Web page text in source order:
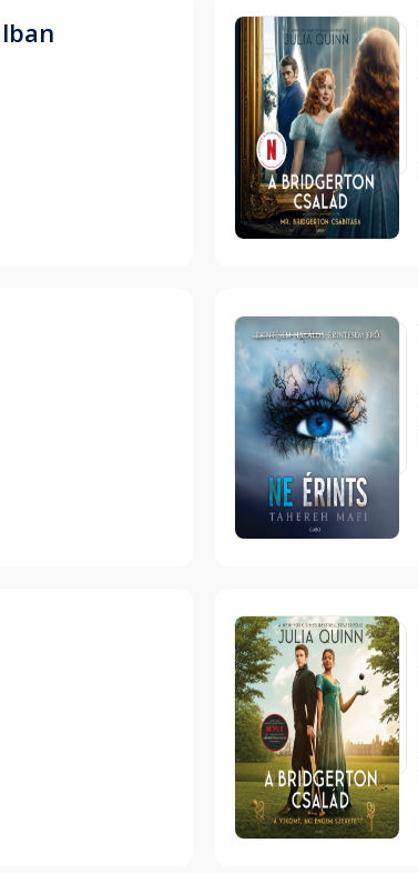
Hallgass bele
Hallgass bele
Hallgass bele